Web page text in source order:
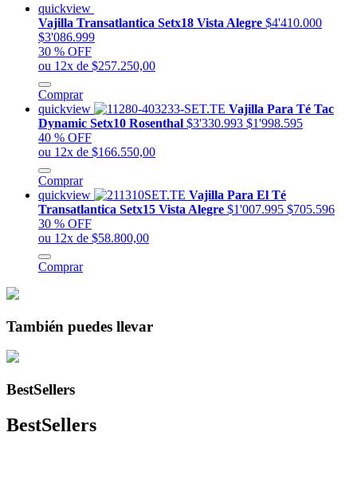
quickview
Vajilla Transatlantica Setx18 Vista Alegre $4'410.000
$3'086.999
30 % OFF
ou 12x de $257.250,00
Comprar
quickview
Vajilla Para Té Tac
Dynamic Setx10 Rosenthal $3'330.993 $1'998.595
40 % OFF
ou 12x de $166.550,00
Comprar
quickview
Vajilla Para El Té
Transatlantica Setx15 Vista Alegre $1'007.995 $705.596
30 % OFF
ou 12x de $58.800,00
Comprar
También puedes llevar
BestSellers
BestSellers